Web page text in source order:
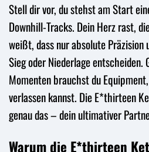
Stell dir vor, du stehst am Start
Downhill-Tracks. Dein Herz rast,
weißt, dass nur absolute Präzision
Sieg oder Niederlage entscheiden.
Momenten brauchst du
verlassen kannst. Die E*thirteen
genau das – dein ultimativer
Warum die E*thirteen